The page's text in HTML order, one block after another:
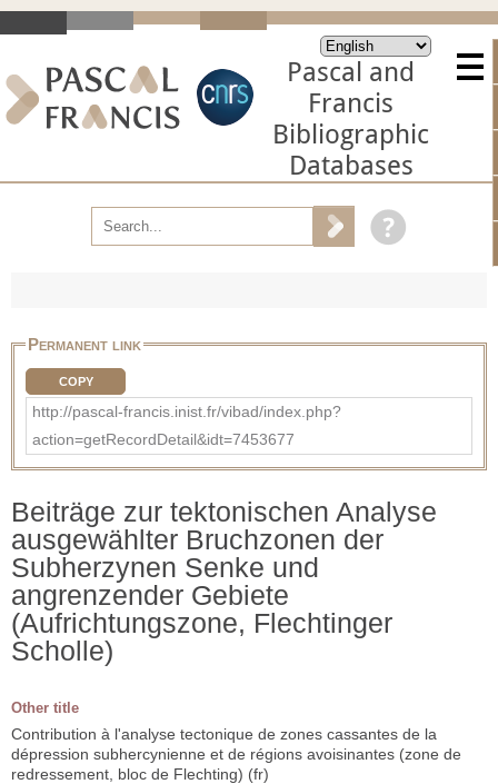
Pascal and
Francis
Bibliographic
Databases
Permanent link
COPY
http://pascal-francis.inist.fr/vibad/index.php?
action=getRecordDetail&idt=7453677
Beiträge zur tektonischen Analyse
ausgewählter Bruchzonen der
Subherzynen Senke und
angrenzender Gebiete
(Aufrichtungszone, Flechtinger
Scholle)
Other title
Contribution à l'analyse tectonique de zones cassantes de la
dépression subhercynienne et de régions avoisinantes (zone de
redressement, bloc de Flechting) (fr)